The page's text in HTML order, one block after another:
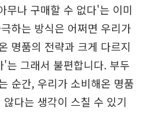
무나 구매할 수 없다'는 이미
하는 방식은 어쩌면 우리가
명품의 전략과 크게 다르지
는 그래서 불편합니다. 부두
순간, 우리가 소비해온 명품
다는 생각이 스칠 수 있기